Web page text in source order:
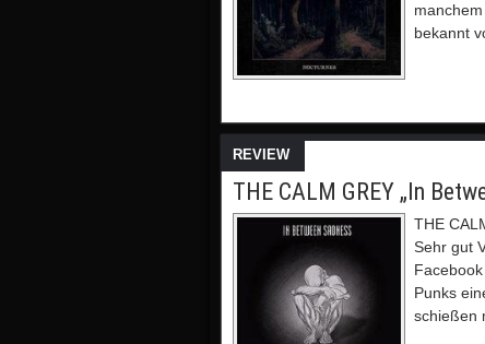
bekannt
REVIEW
THE CALM GREY „In
THE
Sehr gut
Punks
schießen